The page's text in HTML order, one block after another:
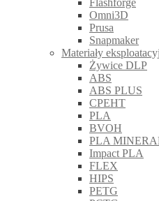
Flashforge
Omni3D
Prusa
Snapmaker
Materiały
Żywice DLP
ABS
ABS PLUS
CPEHT
PLA
BVOH
PLA
Impact PLA
FLEX
HIPS
PETG